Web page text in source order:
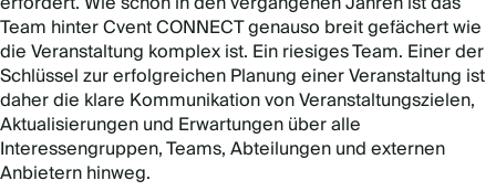
Team hinter Cvent CONNECT genauso breit gefächert wie
die Veranstaltung komplex ist. Ein riesiges Team. Einer der
Schlüssel zur erfolgreichen Planung einer Veranstaltung ist
daher die klare Kommunikation von Veranstaltungszielen,
Aktualisierungen und Erwartungen über alle
Interessengruppen, Teams, Abteilungen und externen
Anbietern hinweg.